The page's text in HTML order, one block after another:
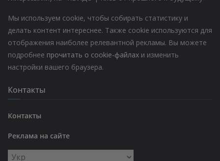
Мы используем cookie, чтобы собирать статистику и
делать контент интереснее. Также cookie используются для
отображения наиболее релевантной рекламы. Вы можете
подробнее прочитать о cookie-файлах и изменить
настройки вашего браузера.
Контакты
Контакты
Реклама на сайте
Выбрать